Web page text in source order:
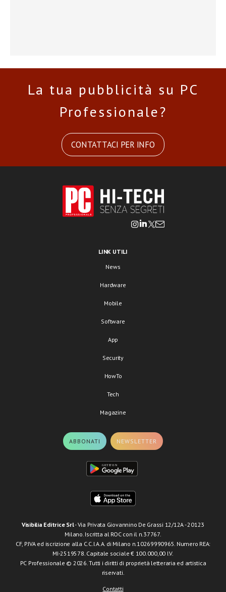
La tua pubblicità su PC
Professionale?
CONTATTACI PER INFO
LINK UTILI
News
Hardware
Mobile
Software
App
Security
HowTo
Tech
Magazine
ABBONATI NEWSLETTER
Visibilia Editrice Srl- Via Privata Giovannino De Grassi 12/12A - 20123
Milano. Iscritta al ROC con il n.37767.
CF, P.IVA ed iscrizione alla C.C.I.A.A. di Milano n.10269990965. Numero REA:
MI-2519578. Capitale sociale € 100.000,00 I.V.
PC Professionale © 2026. Tutti i diritti di proprietà letteraria ed artistica
riservati.
Contatti